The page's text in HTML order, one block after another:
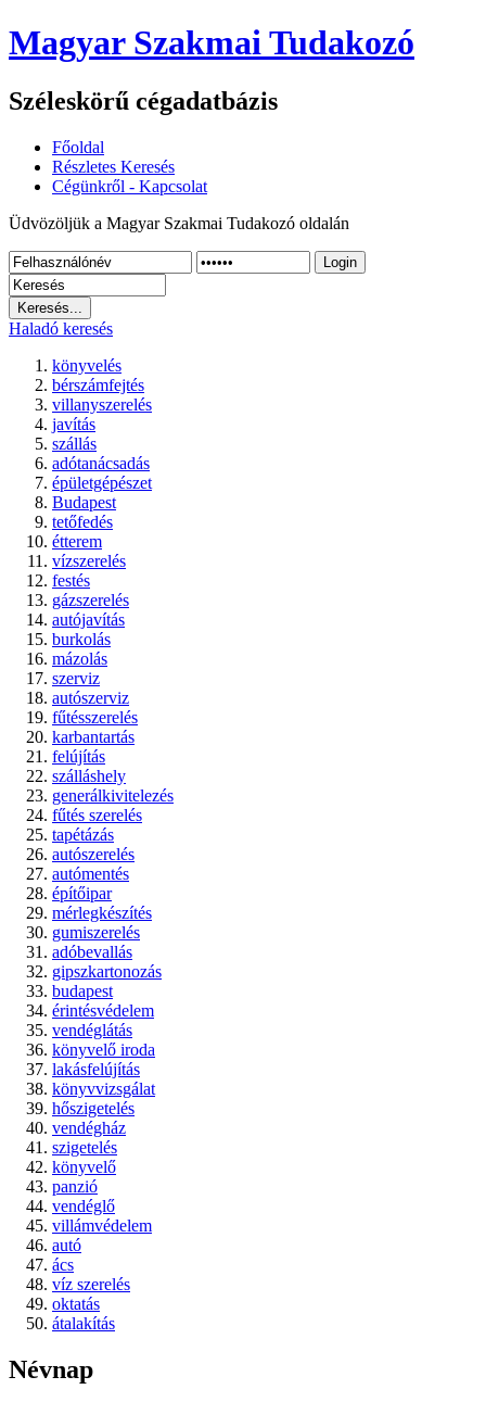
Magyar Szakmai Tudakozó
Széleskörű cégadatbázis
Főoldal
Részletes Keresés
Cégünkről - Kapcsolat
Üdvözöljük a Magyar Szakmai Tudakozó oldalán
Login
Haladó keresés
könyvelés
bérszámfejtés
villanyszerelés
javítás
szállás
adótanácsadás
épületgépészet
Budapest
tetőfedés
étterem
vízszerelés
festés
gázszerelés
autójavítás
burkolás
mázolás
szerviz
autószerviz
fűtésszerelés
karbantartás
felújítás
szálláshely
generálkivitelezés
fűtés szerelés
tapétázás
autószerelés
autómentés
építőipar
mérlegkészítés
gumiszerelés
adóbevallás
gipszkartonozás
budapest
érintésvédelem
vendéglátás
könyvelő iroda
lakásfelújítás
könyvvizsgálat
hőszigetelés
vendégház
szigetelés
könyvelő
panzió
vendéglő
villámvédelem
autó
ács
víz szerelés
oktatás
átalakítás
Névnap